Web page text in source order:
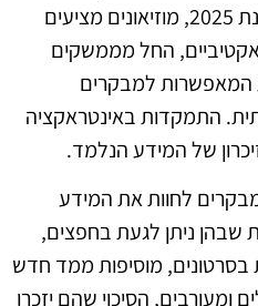
האינטראקציה עם התוכן. בשנת 2025, מוזיאונים מציעים
החל מממשקים
המאפשרות למבקרים
התמקדות באינטראקציה
של המידע הנלמד.
לחוות את המידע
שבהן ניתן לגעת בחפצים,
בסרטונים, מוסיפות ממד חדש
ומעורבים, הסיכוי שהם יזכרו